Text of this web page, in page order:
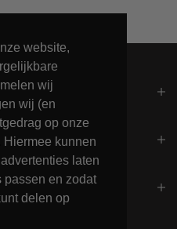
website,
wij
wij (en
op onze
kunnen
laten
passen en zodat
delen op